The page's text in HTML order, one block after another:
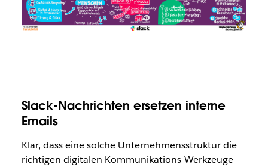
Slack-Nachrichten ersetzen interne
Emails
Klar, dass eine solche Unternehmensstruktur die
richtigen digitalen Kommunikations-Werkzeuge